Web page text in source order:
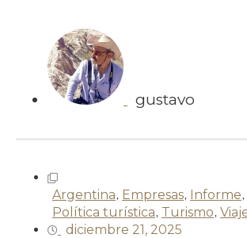
gustavo
Argentina, Empresas, Informe,
Política turística, Turismo,
diciembre 21, 2025